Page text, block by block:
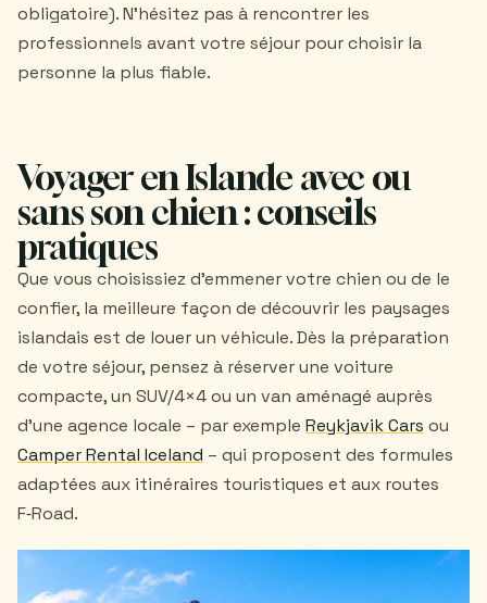
obligatoire). N’hésitez pas à rencontrer les
professionnels avant votre séjour pour choisir la
personne la plus fiable.
Voyager en Islande avec ou
sans son chien : conseils
pratiques
Que vous choisissiez d’emmener votre chien ou de le
confier, la meilleure façon de découvrir les paysages
islandais est de louer un véhicule. Dès la préparation
de votre séjour, pensez à réserver une voiture
compacte, un SUV/4×4 ou un van aménagé auprès
d’une agence locale – par exemple Reykjavik Cars ou
Camper Rental Iceland – qui proposent des formules
adaptées aux itinéraires touristiques et aux routes
F‑Road.